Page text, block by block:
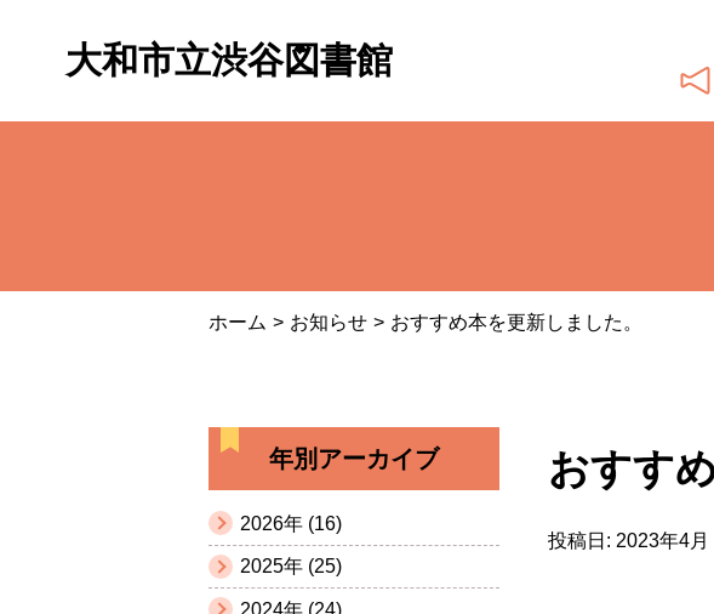
大和市立渋谷図書館
ホーム お知らせ おすすめ本を更新しました。
年別アーカイブ
2026年 (16)
2025年 (25)
2024年 (24)
おすす
投稿日: 2023年4月